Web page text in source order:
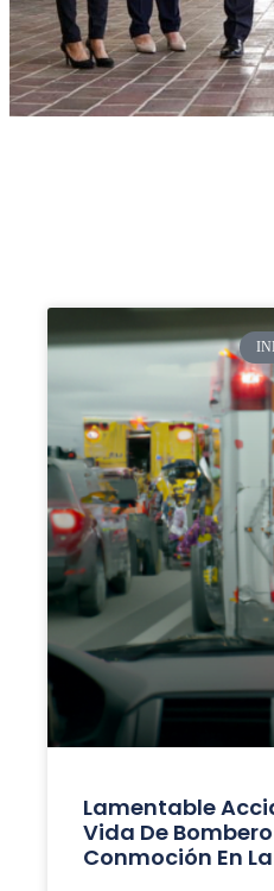
Lamentable
Vida De
Conmoción En